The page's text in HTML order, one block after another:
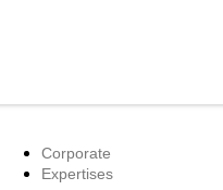
Corporate
Expertises